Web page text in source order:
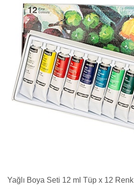
Yağlı Boya Seti 12 ml Tüp x 12 Renk